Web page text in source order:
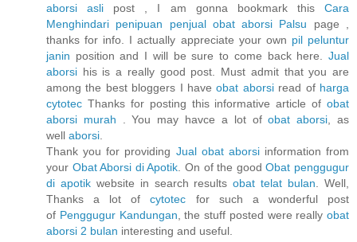
aborsi asli post , I am gonna bookmark thisCara
Menghindari penipuan penjual obat aborsi Palsu page ,
thanks for info. I actually appreciate your own pil peluntur
janin position and I will be sure to come back here. Jual
aborsi his is a really good post. Must admit that you are
among the best bloggers I haveobat aborsiread of harga
cytotec Thanks for posting this informative article of obat
aborsi murah . You may havce a lot ofobat aborsi , as
well aborsi
Thank you for providing Jual obat aborsiinformation from
your Obat Aborsi di Apotik . On of the goodObat penggugur
di apotikwebsite in search resultsobat telat bulan . Well,
Thanks a lot ofcytotec for such a wonderful post
of Penggugur Kandungan , the stuff posted were really obat
aborsi 2 bulan interesting and useful.